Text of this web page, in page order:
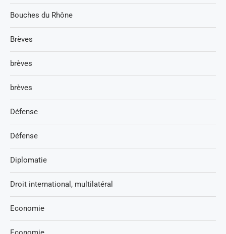
Bouches du Rhône
Brèves
brèves
brèves
Défense
Défense
Diplomatie
Droit international, multilatéral
Economie